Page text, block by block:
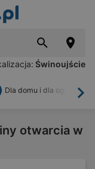
Świnoujście
Dla domu i dla ogrodu
otwarcia w